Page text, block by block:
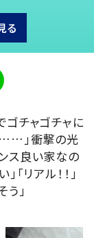
る
ゴチャゴチャに
……」衝撃の光
ス良い家なの
「リアル！！」
」